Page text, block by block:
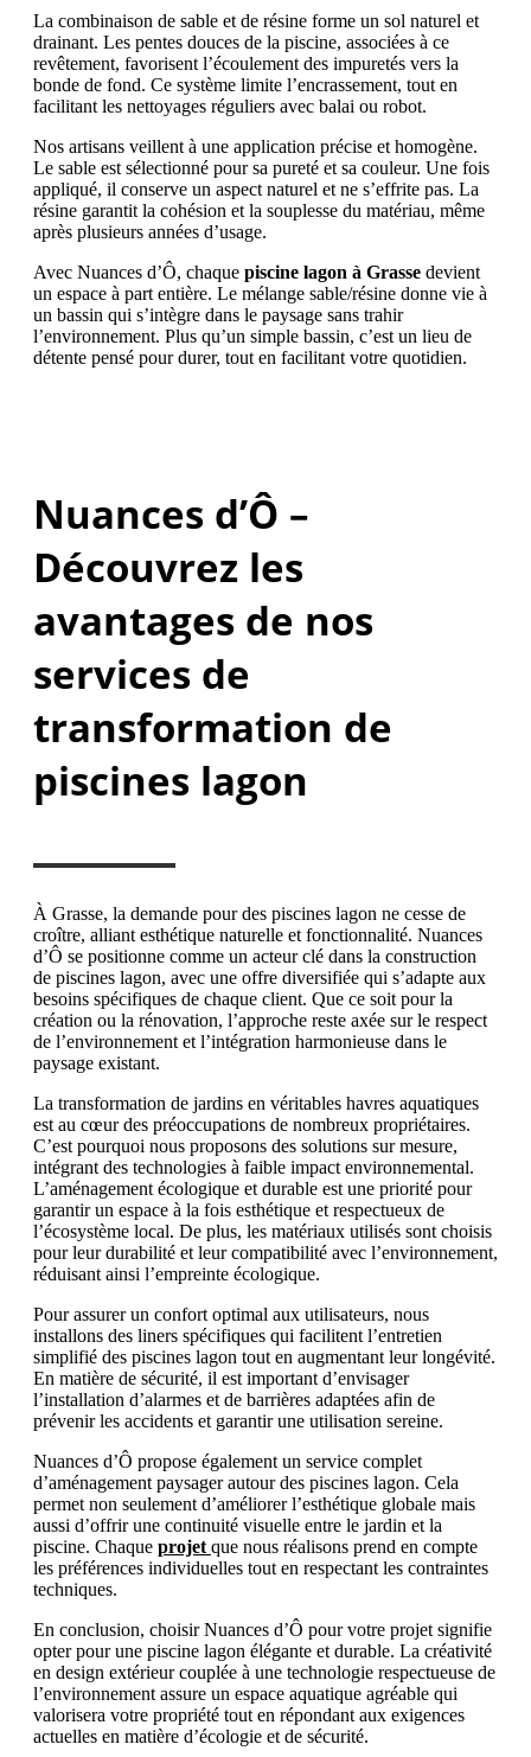
La combinaison de sable et de résine forme un sol naturel et
drainant. Les pentes douces de la piscine, associées à ce
revêtement, favorisent l’écoulement des impuretés vers la
bonde de fond. Ce système limite l’encrassement, tout en
facilitant les nettoyages réguliers avec balai ou robot.
Nos artisans veillent à une application précise et homogène.
Le sable est sélectionné pour sa pureté et sa couleur. Une fois
appliqué, il conserve un aspect naturel et ne s’effrite pas. La
résine garantit la cohésion et la souplesse du matériau, même
après plusieurs années d’usage.
Avec Nuances d’Ô, chaque piscine lagon à Grasse devient
un espace à part entière. Le mélange sable/résine donne vie à
un bassin qui s’intègre dans le paysage sans trahir
l’environnement. Plus qu’un simple bassin, c’est un lieu de
détente pensé pour durer, tout en facilitant votre quotidien.
Nuances d’Ô –
Découvrez les
avantages de nos
services de
transformation de
piscines lagon
À Grasse, la demande pour des piscines lagon ne cesse de
croître, alliant esthétique naturelle et fonctionnalité. Nuances
d’Ô se positionne comme un acteur clé dans la construction
de piscines lagon, avec une offre diversifiée qui s’adapte aux
besoins spécifiques de chaque client. Que ce soit pour la
création ou la rénovation, l’approche reste axée sur le respect
de l’environnement et l’intégration harmonieuse dans le
paysage existant.
La transformation de jardins en véritables havres aquatiques
est au cœur des préoccupations de nombreux propriétaires.
C’est pourquoi nous proposons des solutions sur mesure,
intégrant des technologies à faible impact environnemental.
L’aménagement écologique et durable est une priorité pour
garantir un espace à la fois esthétique et respectueux de
l’écosystème local. De plus, les matériaux utilisés sont choisis
pour leur durabilité et leur compatibilité avec l’environnement,
réduisant ainsi l’empreinte écologique.
Pour assurer un confort optimal aux utilisateurs, nous
installons des liners spécifiques qui facilitent l’entretien
simplifié des piscines lagon tout en augmentant leur longévité.
En matière de sécurité, il est important d’envisager
l’installation d’alarmes et de barrières adaptées afin de
prévenir les accidents et garantir une utilisation sereine.
Nuances d’Ô propose également un service complet
d’aménagement paysager autour des piscines lagon. Cela
permet non seulement d’améliorer l’esthétique globale mais
aussi d’offrir une continuité visuelle entre le jardin et la
piscine. Chaque projet que nous réalisons prend en compte
les préférences individuelles tout en respectant les contraintes
techniques.
En conclusion, choisir Nuances d’Ô pour votre projet signifie
opter pour une piscine lagon élégante et durable. La créativité
en design extérieur couplée à une technologie respectueuse de
l’environnement assure un espace aquatique agréable qui
valorisera votre propriété tout en répondant aux exigences
actuelles en matière d’écologie et de sécurité.